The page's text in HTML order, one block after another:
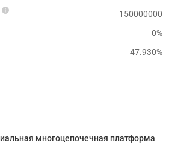
150000000
0%
47.930%
многоцепочечная платформа